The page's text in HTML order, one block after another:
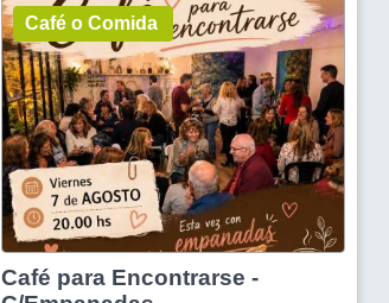
Café o Comida
Café para Encontrarse -